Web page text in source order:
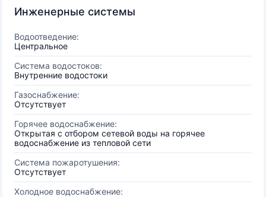
Инженерные системы
Водоотведение:
Центральное
Система водостоков:
Внутренние водостоки
Газоснабжение:
Отсутствует
Горячее водоснабжение:
Открытая с отбором сетевой воды на горячее
водоснабжение из тепловой сети
Система пожаротушения:
Отсутствует
Холодное водоснабжение: